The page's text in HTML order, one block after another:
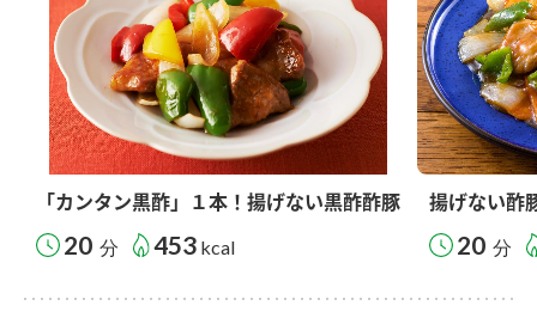
「カンタン黒酢」１本！揚げない黒酢酢豚
20 分 453 kcal
揚げない酢
20 分